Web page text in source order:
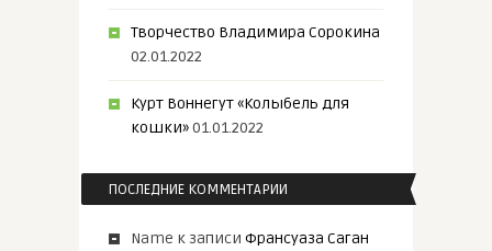
Творчество Владимира Сорокина
02.01.2022
Курт Воннегут «Колыбель для
кошки» 01.01.2022
ПОСЛЕДНИЕ КОММЕНТАРИИ
Name к записи Франсуаза Саган